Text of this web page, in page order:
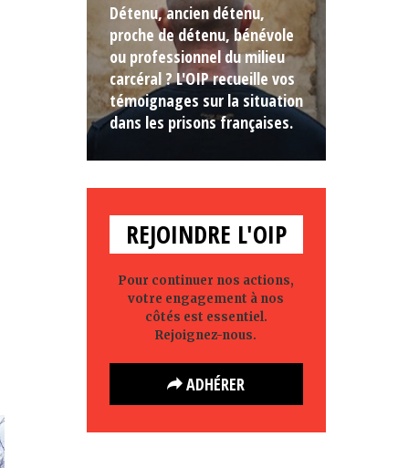
Détenu, ancien détenu,
proche de détenu, bénévole
ou professionnel du milieu
carcéral ? L'OIP recueille vos
témoignages sur la situation
dans les prisons françaises.
REJOINDRE L'OIP
Pour continuer nos actions,
votre engagement à nos
côtés est essentiel.
Rejoignez-nous.
ADHÉRER